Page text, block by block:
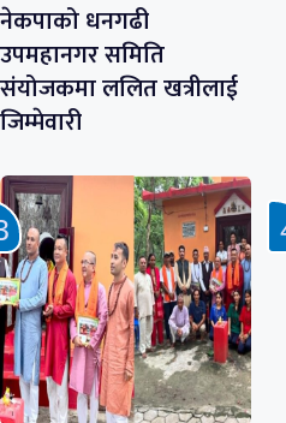
नेकपाको धनगढी
उपमहानगर समिति
संयोजकमा ललित खत्रीलाई
जिम्मेवारी